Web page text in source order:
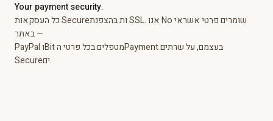
Your payment security.
כל העסקאות Secureות בהצפנת SSL. אנו No שומרים פרטי אשראי
באתר —
PayPal וBit מטפלים בכל פרטי הPayment בעצמם, על שרתים
Secureים.